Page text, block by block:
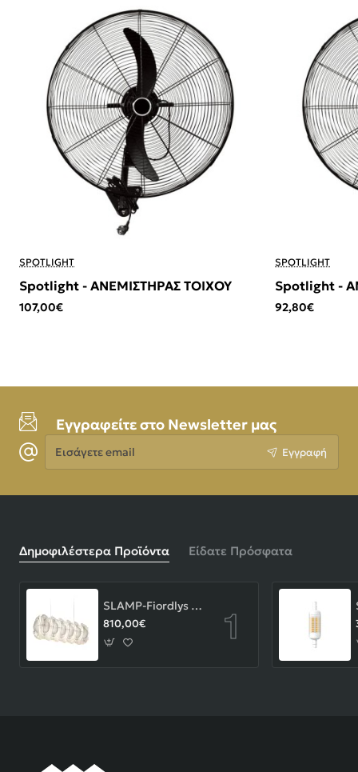
SPOTLIGHT
Spotlight - ΑΝΕΜΙΣΤΗΡΑΣ TOIXOY
107,00€
SPOTLIGHT
Spotlight -
92,80€
Εγγραφείτε στο Newsletter μας
Εισάγετε
email
Εγγραφή
Δημοφιλέστερα Προϊόντα Είδατε Πρόσφατα
SLAMP-Fiordlys Linear Φωτιστικό Κρεμαστό 90x26x33cm White ΚΩΔ.-FRDSXXLWHT01T00LINEU
810,00€